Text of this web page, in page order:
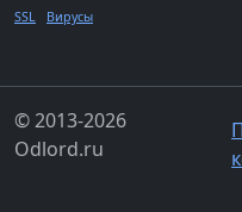
SSL Вирусы
© 2013-2026
Odlord.ru